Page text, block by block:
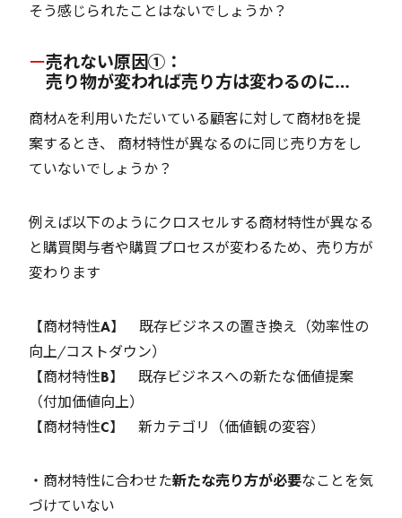
そう感じられたことはないでしょうか？
売れない原因①：
売り物が変われば売り方は変わるのに…
商材Aを利用いただいている顧客に対して商材Bを提
案するとき、 商材特性が異なるのに同じ売り方をし
ていないでしょうか？
例えば以下のようにクロスセルする商材特性が異なる
と購買関与者や購買プロセスが変わるため、売り方が
変わります
【商材特性A】 既存ビジネスの置き換え（効率性の
向上/コストダウン）
【商材特性B】 既存ビジネスへの新たな価値提案
（付加価値向上）
【商材特性C】 新カテゴリ（価値観の変容）
・商材特性に合わせた新たな売り方が必要なことを気
づけていない